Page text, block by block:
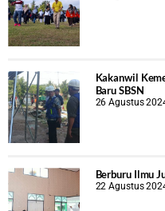
Kakanwil
Baru SBSN
26 Agustus
Berburu Ilmu
22 Agustus